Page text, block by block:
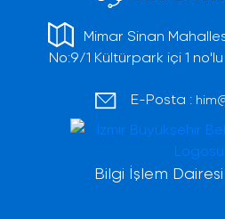
Mimar Sinan
No:9/1 Kültürpark içi 1
E-Posta :
Bilgi İşlem Dairesi